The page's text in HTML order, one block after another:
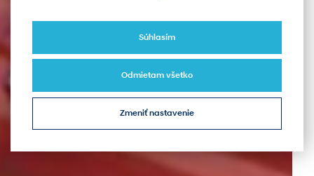
Súhlasím
Odmietam všetko
Zmeniť nastavenie